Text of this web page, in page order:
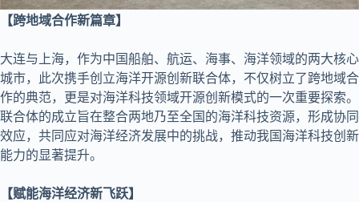
【跨地域合作新篇章】
大连与上海，作为中国船舶、航运、海事、海洋领域的两大核心
城市，此次携手创立海洋开源创新联合体，不仅树立了跨地域合
作的典范，更是对海洋科技领域开源创新模式的一次重要探索。
联合体的成立旨在整合两地乃至全国的海洋科技资源，形成协同
效应，共同应对海洋经济发展中的挑战，推动我国海洋科技创新
能力的显著提升。
【赋能海洋经济新飞跃】